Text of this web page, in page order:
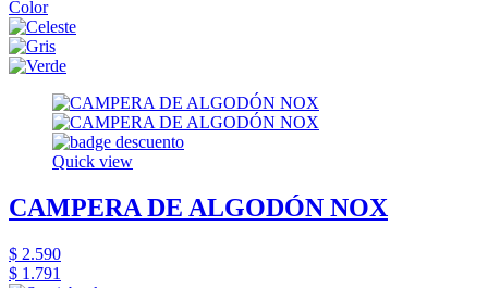
Color
Quick view
CAMPERA DE ALGODÓN NOX
$ 2.590
$ 1.791